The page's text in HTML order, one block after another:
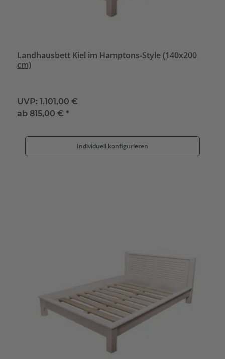
Landhausbett Kiel im Hamptons-Style (140x200
cm)
UVP: 1.101,00 €
ab 815,00 € *
Individuell konfigurieren